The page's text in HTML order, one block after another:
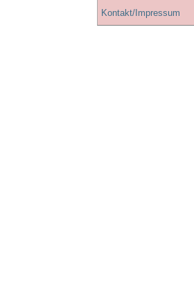
Kontakt/Impressum